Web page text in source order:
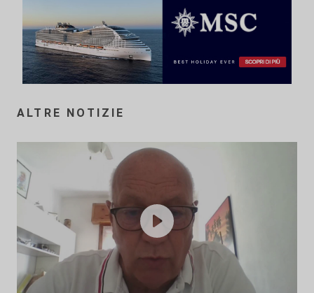
ALTRE NOTIZIE